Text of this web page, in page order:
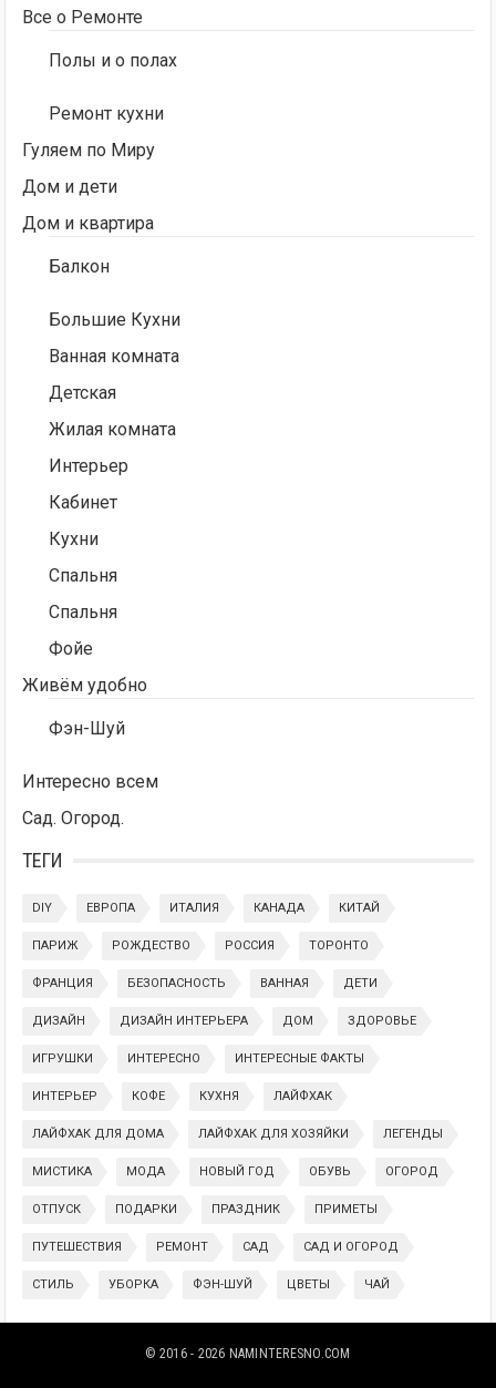
Все о Ремонте
Полы и о полах
Ремонт кухни
Гуляем по Миру
Дом и дети
Дом и квартира
Балкон
Большие Кухни
Ванная комната
Детская
Жилая комната
Интерьер
Кабинет
Кухни
Спальня
Спальня
Фойе
Живём удобно
Фэн-Шуй
Интересно всем
Сад. Огород.
ТЕГИ
DIY ЕВРОПА ИТАЛИЯ КАНАДА КИТАЙ
ПАРИЖ РОЖДЕСТВО РОССИЯ ТОРОНТО
ФРАНЦИЯ БЕЗОПАСНОСТЬ ВАННАЯ ДЕТИ
ДИЗАЙН ДИЗАЙН ИНТЕРЬЕРА ДОМ ЗДОРОВЬЕ
ИГРУШКИ ИНТЕРЕСНО ИНТЕРЕСНЫЕ ФАКТЫ
ИНТЕРЬЕР КОФЕ КУХНЯ ЛАЙФХАК
ЛАЙФХАК ДЛЯ ДОМА ЛАЙФХАК ДЛЯ ХОЗЯЙКИ ЛЕГЕНДЫ
МИСТИКА МОДА НОВЫЙ ГОД ОБУВЬ ОГОРОД
ОТПУСК ПОДАРКИ ПРАЗДНИК ПРИМЕТЫ
ПУТЕШЕСТВИЯ РЕМОНТ САД САД И ОГОРОД
СТИЛЬ УБОРКА ФЭН-ШУЙ ЦВЕТЫ ЧАЙ
© 2016 - 2026 NAMINTERESNO.COM